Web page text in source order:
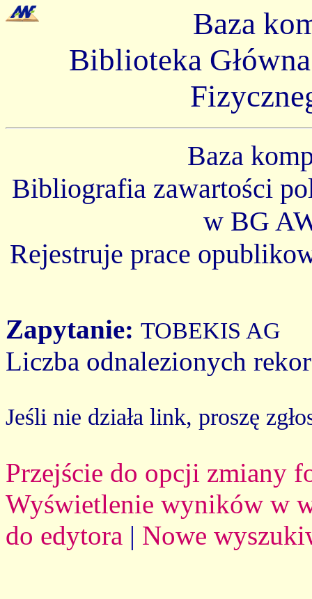
Baza
Biblioteka
Baza
Bibliografia zawartości
w BG
Rejestruje prace
Zapytanie: TOBEKIS AG
Liczba odnalezionych
Jeśli nie działa link, proszę
Przejście do opcji zmiany
Wyświetlenie wyników w
do edytora | Nowe